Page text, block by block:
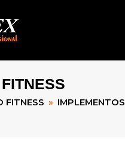
FITNESS » IMPLEMENTOS